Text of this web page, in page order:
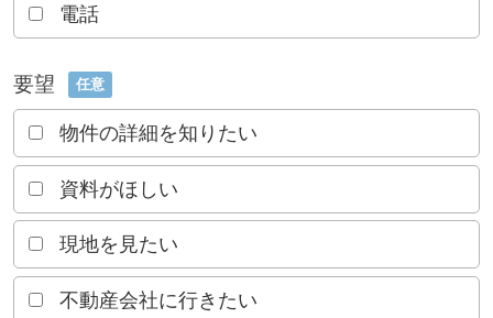
電話
要望 任意
物件の詳細を知りたい
資料がほしい
現地を見たい
不動産会社に行きたい